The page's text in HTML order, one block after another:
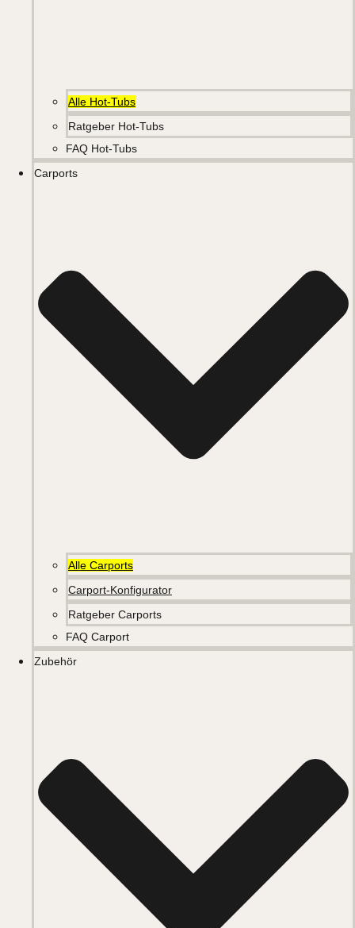
Alle Hot-Tubs
Ratgeber Hot-Tubs
FAQ Hot-Tubs
Carports
Alle Carports
Carport-Konfigurator
Ratgeber Carports
FAQ Carport
Zubehör